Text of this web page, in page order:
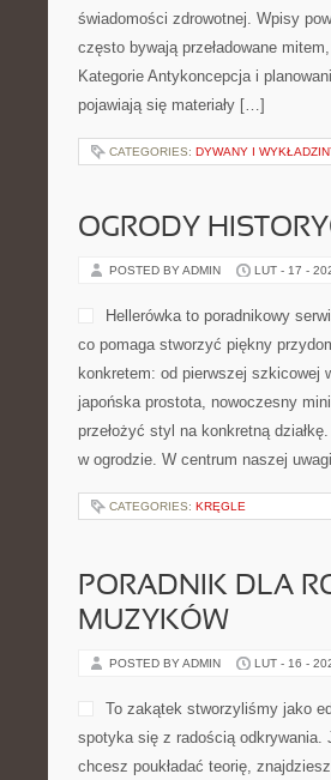
świadomości zdrowotnej. Wpisy
często bywają przeładowane
Kategorie Antykoncepcja i
pojawiają się materiały […]
CATEGORIES: DYWANY I
OGRODY
POSTED BY ADMIN LUT - 17 -
Hellerówka to poradnikowy
co pomaga stworzyć piękny
konkretem: od pierwszej szkicowej
japońska prostota, nowoczesny
przełożyć styl na konkretną
w ogrodzie. W centrum naszej
CATEGORIES: KRĘGLE
PORADNIK DLA
MUZYKÓW
POSTED BY ADMIN LUT - 16 -
To zakątek stworzyliśmy jako
spotyka się z radością
chcesz poukładać teorię,